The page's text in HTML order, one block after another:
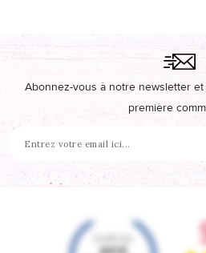
Abonnez-vous à notre newsletter
première